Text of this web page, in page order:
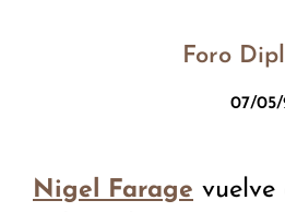
Foro
07/
Nigel Farage vuelve